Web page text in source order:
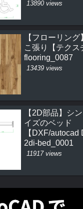
13890 views
【フローリン
こ張り【テクス
flooring_0087
13439 views
【2D部品】シ
イズのベッド
【DXF/autocad
2di-bed_0001
11917 views